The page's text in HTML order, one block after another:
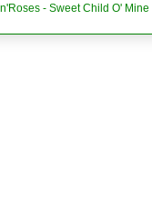
- Sweet Child O' Mine